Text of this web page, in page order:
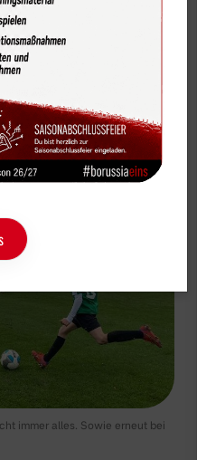
der U10-1 in Greven
immer alles. Sowie erneut bei